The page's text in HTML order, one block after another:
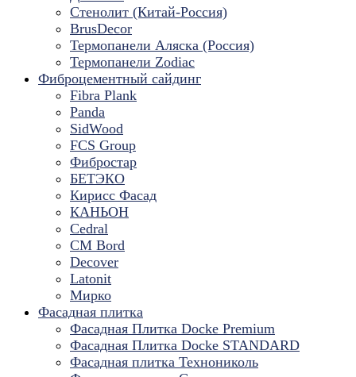
Стенолит (Китай-Россия)
BrusDecor
Термопанели Аляска (Россия)
Термопанели Zodiac
Фиброцементный сайдинг
Fibra Plank
Panda
SidWood
FCS Group
Фибростар
БЕТЭКО
Кирисс Фасад
КАНЬОН
Cedral
CM Bord
Decover
Latonit
Мирко
Фасадная плитка
Фасадная Плитка Docke Premium
Фасадная Плитка Docke STANDARD
Фасадная плитка Технониколь